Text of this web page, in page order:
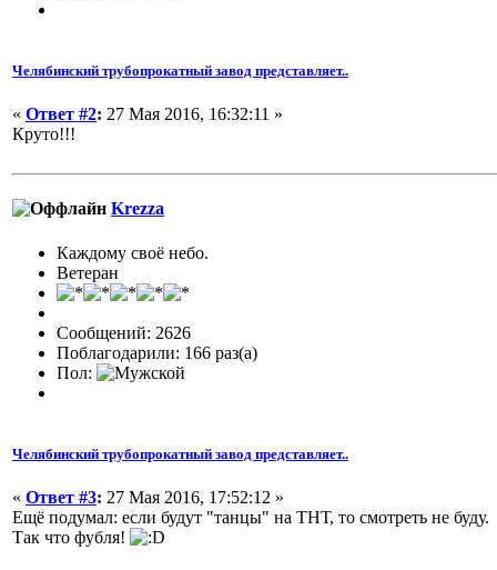
Челябинский трубопрокатный завод представляет..
« Ответ #2: 27 Мая 2016, 16:32:11 »
Круто!!!
Krezza
Каждому своё небо.
Ветеран
Сообщений: 2626
Поблагодарили: 166 раз(а)
Пол:
Челябинский трубопрокатный завод представляет..
« Ответ #3: 27 Мая 2016, 17:52:12 »
Ещё подумал: если будут "танцы" на ТНТ, то смотреть не буду.
Так что фубля!